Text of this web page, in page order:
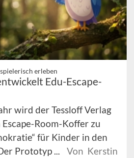
erleben
Edu-Escape-
wird der Tessloff Verlag
Room-Koffer zu
für Kinder in den
Prototyp ...
Von Kerstin